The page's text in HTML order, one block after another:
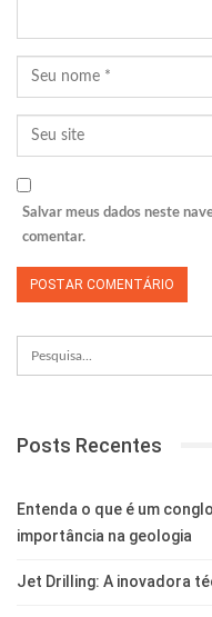
Salvar meus dados neste
comentar.
Posts Recentes
Entenda o que é um
importância na geologia
Jet Drilling: A inovadora